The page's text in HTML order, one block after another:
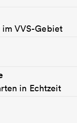
VVS-Gebiet
in Echtzeit